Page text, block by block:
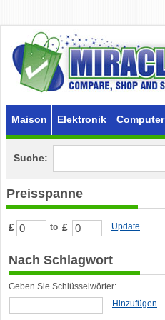
Maison Elektronik Computer
Suche:
Preisspanne
£ to £ Update
Nach Schlagwort
Geben Sie Schlüsselwörter:
Hinzufügen